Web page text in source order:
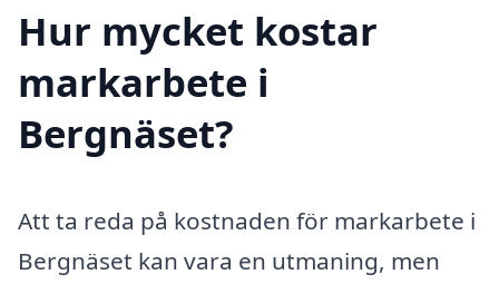
Hur mycket kostar
markarbete i
Bergnäset?
Att ta reda på kostnaden för markarbete i
Bergnäset kan vara en utmaning, men